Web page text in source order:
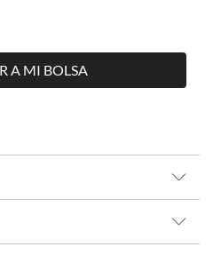
A MI BOLSA